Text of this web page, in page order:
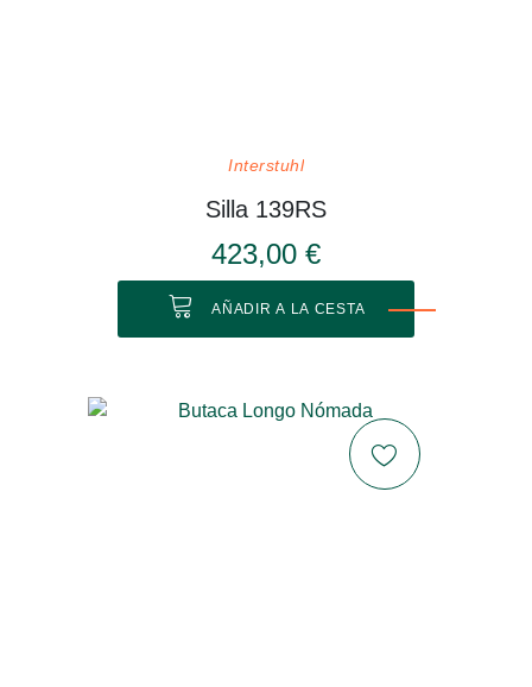
Interstuhl
Silla 139RS
423,00 €
AÑADIR A LA CESTA